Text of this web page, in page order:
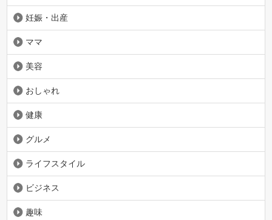
妊娠・出産
ママ
美容
おしゃれ
健康
グルメ
ライフスタイル
ビジネス
趣味